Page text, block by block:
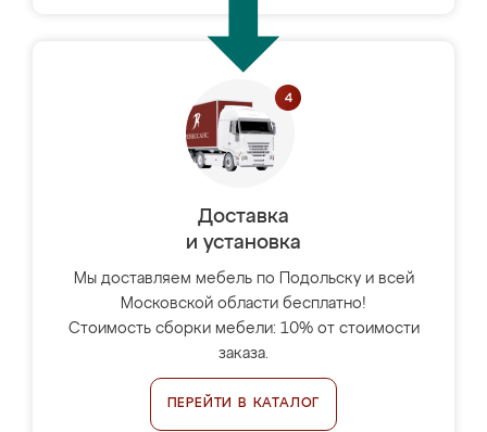
Доставка
и установка
Мы доставляем мебель по Подольску и всей
Московской области бесплатно!
Стоимость сборки мебели: 10% от стоимости
заказа.
ПЕРЕЙТИ В КАТАЛОГ